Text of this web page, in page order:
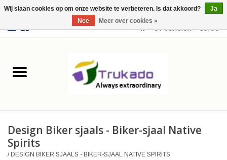
USD 0 Artikelen - €0,00
Leer
Merchandise
Design Biker sjaals - Biker-sjaal Native
Spirits
/DESIGN BIKER SJAALS - BIKER-SJAAL NATIVE SPIRITS
Wij slaan cookies op om onze website te verbeteren. Is dat akkoord?
Ja
Nee
Meer over cookies »